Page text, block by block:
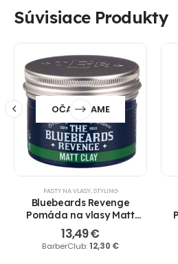
Súvisiace Produkty
OČAKÁVAME
PASTY NA VLASY,STYLING
Bluebeards Revenge
Pomáda na vlasy Matt
Clay, 100 ml
13,49€
BarberClub: 12,30 €